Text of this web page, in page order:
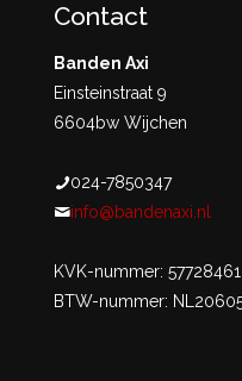
Contact
Banden Axi
Einsteinstraat 9
6604bw Wijchen
024-7850347
info@bandenaxi.nl
KVK-nummer: 57728461
BTW-nummer: